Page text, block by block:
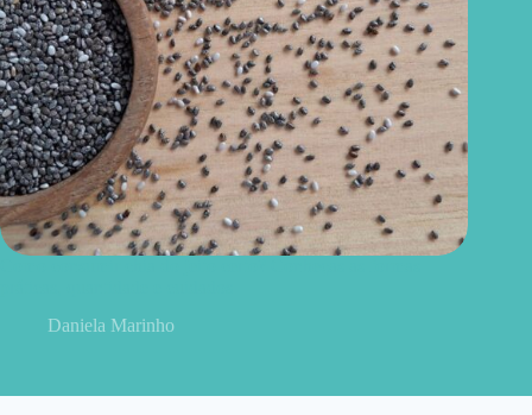
Daniela Marinho